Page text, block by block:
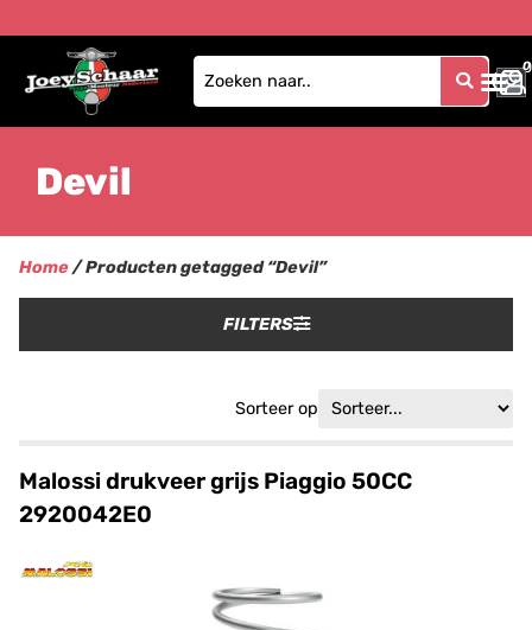
0
0
Devil
Home/ Producten getagged “Devil”
FILTERS
Sorteer op
Malossi drukveer grijs Piaggio 50CC
2920042E0